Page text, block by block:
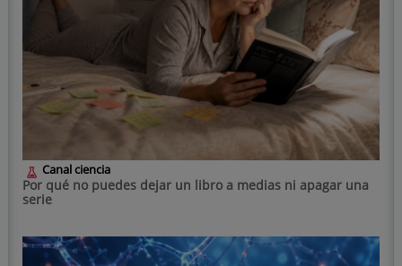
Canal ciencia
Por qué no puedes dejar un libro a medias ni apagar una
serie